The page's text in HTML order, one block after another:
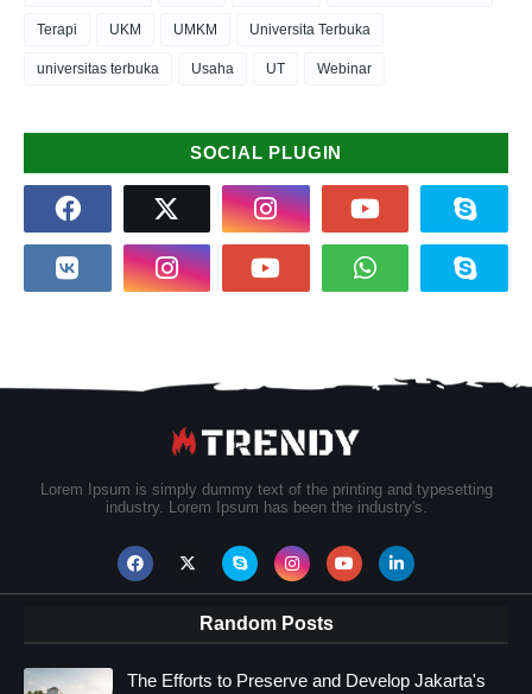
Terapi UKM UMKM Universita Terbuka
universitas terbuka Usaha UT Webinar
SOCIAL PLUGIN
Lorem Ipsum is simply dummy text of the printing and typesetting
industry. Lorem Ipsum has been the industry's.
Random Posts
The Efforts to Preserve and Develop Jakarta's